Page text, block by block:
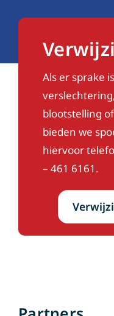
Als er sprake
blootstelling
bieden we
hiervoor
– 461 6161.